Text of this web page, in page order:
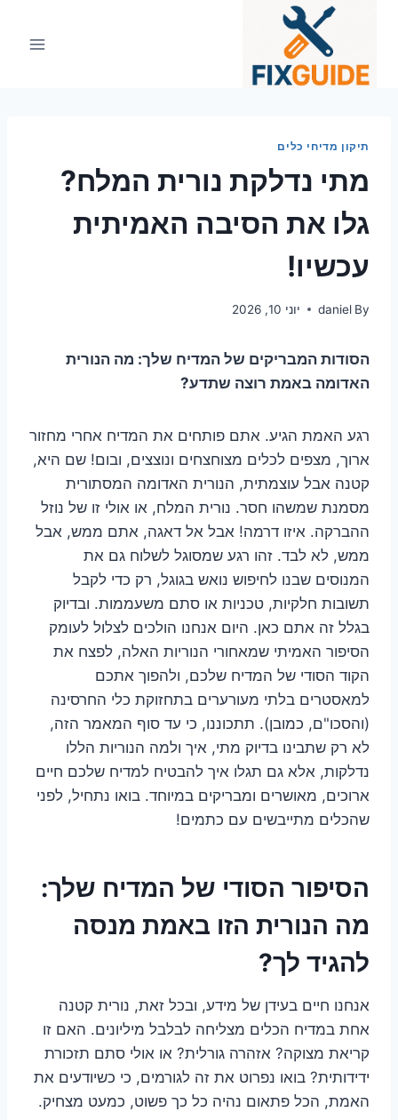
תיקון מדיחי כלים
מתי נדלקת נורית המלח?
גלו את הסיבה האמיתית
עכשיו!
By
daniel יוני 10, 2026
הסודות המבריקים של המדיח שלך: מה הנורית
האדומה באמת רוצה שתדע?
רגע האמת הגיע. אתם פותחים את המדיח אחרי מחזור
ארוך, מצפים לכלים מצוחצחים ונוצצים, ובום! שם היא,
קטנה אבל עוצמתית, הנורית האדומה המסתורית
מסמנת שמשהו חסר. נורית המלח, או אולי זו של נוזל
ההברקה. איזו דרמה! אבל אל דאגה, אתם ממש, אבל
ממש, לא לבד. זהו רגע שמסוגל לשלוח גם את
המנוסים שבנו לחיפוש נואש בגוגל, רק כדי לקבל
תשובות חלקיות, טכניות או סתם משעממות. ובדיוק
בגלל זה אתם כאן. היום אנחנו הולכים לצלול לעומק
הסיפור האמיתי שמאחורי הנוריות האלה, לפצח את
הקוד הסודי של המדיח שלכם, ולהפוך אתכם
למאסטרים בלתי מעורערים בתחזוקת כלי החרסינה
(והסכו"ם, כמובן). תתכוננו, כי עד סוף המאמר הזה,
לא רק שתבינו בדיוק מתי, איך ולמה הנוריות הללו
נדלקות, אלא גם תגלו איך להבטיח למדיח שלכם חיים
ארוכים, מאושרים ומבריקים במיוחד. בואו נתחיל, לפני
שהכלים מתייבשים עם כתמים!
הסיפור הסודי של המדיח שלך:
מה הנורית הזו באמת מנסה
להגיד לך?
אנחנו חיים בעידן של מידע, ובכל זאת, נורית קטנה
אחת במדיח הכלים מצליחה לבלבל מיליונים. האם זו
קריאת מצוקה? אזהרה גורלית? או אולי סתם תזכורת
ידידותית? בואו נפרוט את זה לגורמים, כי כשיודעים את
האמת, הכל פתאום נהיה כל כך פשוט, כמעט מצחיק.